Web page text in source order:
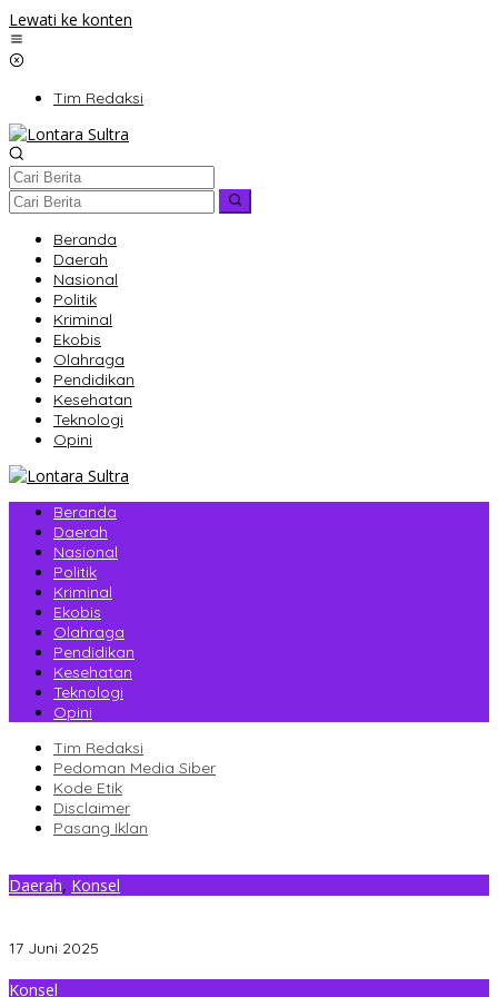
Lewati ke konten
Tim Redaksi
Beranda
Daerah
Nasional
Politik
Kriminal
Ekobis
Olahraga
Pendidikan
Kesehatan
Teknologi
Opini
Beranda
Daerah
Nasional
Politik
Kriminal
Ekobis
Olahraga
Pendidikan
Kesehatan
Teknologi
Opini
Tim Redaksi
Pedoman Media Siber
Kode Etik
Disclaimer
Pasang Iklan
Daerah, Konsel
17 Juni 2025
Konsel